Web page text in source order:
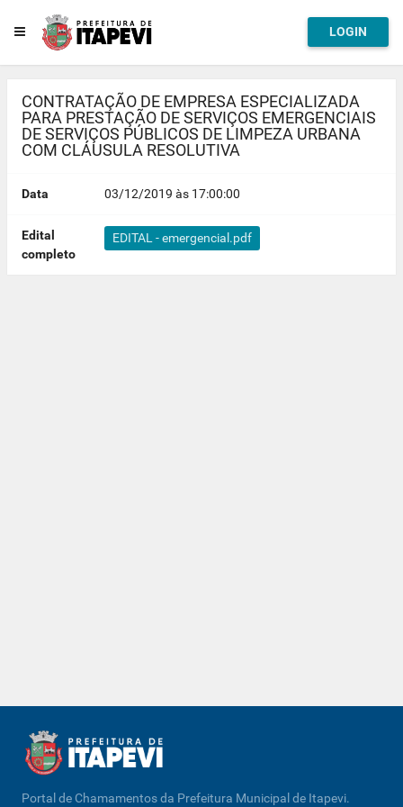
LOGIN
CONTRATAÇÃO DE EMPRESA ESPECIALIZADA
PARA PRESTAÇÃO DE SERVIÇOS EMERGENCIAIS
DE SERVIÇOS PÚBLICOS DE LIMPEZA URBANA
COM CLÁUSULA RESOLUTIVA
Data 03/12/2019 às 17:00:00
Edital
completo
EDITAL - emergencial.pdf
Portal de Chamamentos da Prefeitura Municipal de Itapevi.